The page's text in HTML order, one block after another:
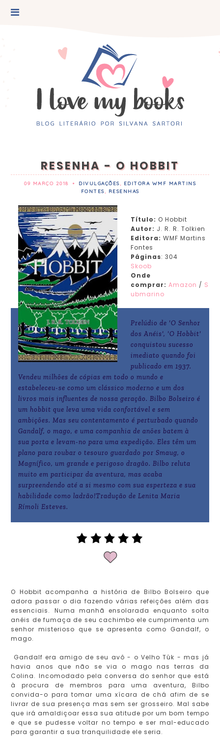
RESENHA - O HOBBIT
09 MARÇO 2018 • DIVULGAÇÕES, EDITORA WMF MARTINS
FONTES, RESENHAS
Título: O Hobbit
Autor: J. R. R. Tolkien
Editora: WMF Martins
Fontes
Páginas: 304
Skoob
Onde
comprar: Amazon / S
ubmarino
Prelúdio de 'O Senhor
dos Anéis', 'O Hobbit'
conquistou sucesso
imediato quando foi
publicado em 1937.
Vendeu milhões de cópias em todo o mundo e
estabeleceu-se como um clássico moderno e um dos
livros mais influentes de nossa geração. Bilbo Bolseiro é
um hobbit que leva uma vida confortável e sem
ambições. Mas seu contentamento é perturbado quando
Gandalf, o mago, e uma companhia de anões batem à
sua porta e levam-no para uma expedição. Eles têm um
plano para roubar o tesouro guardado por Smaug, o
Magnífico, um grande e perigoso dragão. Bilbo reluta
muito em participar da aventura, mas acaba
surpreendendo até a si mesmo com sua esperteza e sua
habilidade como ladrão!Tradução de Lenita Maria
Rímoli Esteves.
O Hobbit acompanha a história de Bilbo Bolseiro que
adora passar o dia fazendo várias refeições além das
essenciais. Numa manhã ensolarada enquanto solta
anéis de fumaça de seu cachimbo ele cumprimenta um
senhor misterioso que se apresenta como Gandalf, o
mago.
Gandalf era amigo de seu avô - o Velho Tûk - mas já
havia anos que não se via o mago nas terras da
Colina. Incomodado pela conversa do senhor que está
à procura de membros para uma aventura, Bilbo
convida-o para tomar uma xícara de chá afim de se
livrar de sua presença mas sem ser grosseiro. Mal sabe
que irá amaldiçoar essa sua atitude por um bom tempo
e que se pudesse voltar no tempo e ser mal-educado
para garantir a sua tranquilidade ele seria.